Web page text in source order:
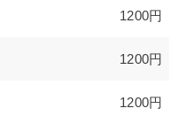
1200円
1200円
1200円